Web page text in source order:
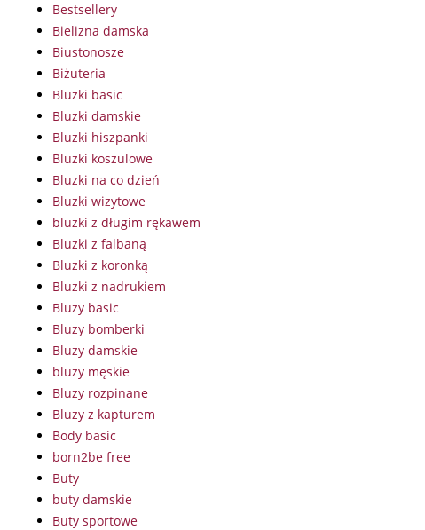
Bestsellery
Bielizna damska
Biustonosze
Biżuteria
Bluzki basic
Bluzki damskie
Bluzki hiszpanki
Bluzki koszulowe
Bluzki na co dzień
Bluzki wizytowe
bluzki z długim rękawem
Bluzki z falbaną
Bluzki z koronką
Bluzki z nadrukiem
Bluzy basic
Bluzy bomberki
Bluzy damskie
bluzy męskie
Bluzy rozpinane
Bluzy z kapturem
Body basic
born2be free
Buty
buty damskie
Buty sportowe